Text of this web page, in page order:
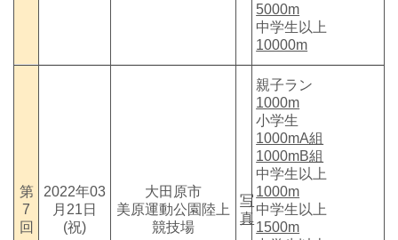
5000m
中学生以上
10000m
第
7
回
2022年03
月21日
(祝)
大田原市
美原運動公園陸上
競技場
写
真
親子ラン
1000m
小学生
1000mA組
1000mB組
中学生以上
1000m
中学生以上
1500m